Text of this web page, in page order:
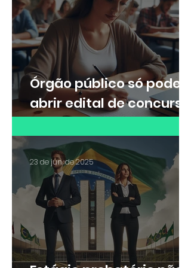
turmas no curso de
formação
Órgão público só pode
abrir edital de concurso
externo após concurso
de remoção interno
23 de jun. de 2025